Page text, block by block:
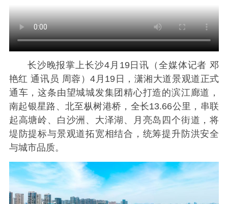
长沙晚报掌上长沙4月19日讯（全媒体记者 邓
艳红 通讯员 周蓉）4月19日，潇湘大道景观道正式
通车，这条由望城城发集团精心打造的滨江廊道，
南起银星路、北至枞树港桥，全长13.66公里，串联
起高塘岭、白沙洲、大泽湖、月亮岛四个街道，将
堤防提标与景观道拓宽相结合，统筹提升防洪安全
与城市品质。